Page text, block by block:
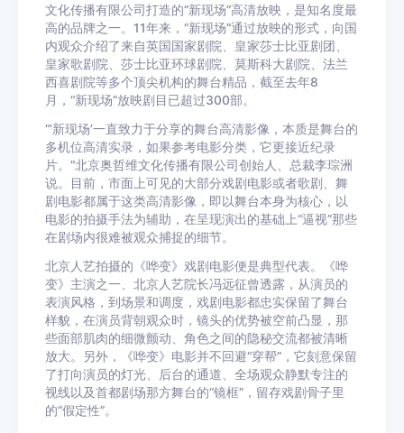
文化传播有限公司打造的“新现场”高清放映，是知名度最
高的品牌之一。11年来，“新现场”通过放映的形式，向国
内观众介绍了来自英国国家剧院、皇家莎士比亚剧团、
皇家歌剧院、莎士比亚环球剧院、莫斯科大剧院、法兰
西喜剧院等多个顶尖机构的舞台精品，截至去年8
月，“新现场”放映剧目已超过300部。
“‘新现场’一直致力于分享的舞台高清影像，本质是舞台的
多机位高清实录，如果参考电影分类，它更接近纪录
片。”北京奥哲维文化传播有限公司创始人、总裁李琮洲
说。目前，市面上可见的大部分戏剧电影或者歌剧、舞
剧电影都属于这类高清影像，即以舞台本身为核心，以
电影的拍摄手法为辅助，在呈现演出的基础上“逼视”那些
在剧场内很难被观众捕捉的细节。
北京人艺拍摄的《哗变》戏剧电影便是典型代表。《哗
变》主演之一、北京人艺院长冯远征曾透露，从演员的
表演风格，到场景和调度，戏剧电影都忠实保留了舞台
样貌，在演员背朝观众时，镜头的优势被空前凸显，那
些面部肌肉的细微颤动、角色之间的隐秘交流都被清晰
放大。另外，《哗变》电影并不回避“穿帮”，它刻意保留
了打向演员的灯光、后台的通道、全场观众静默专注的
视线以及首都剧场那方舞台的“镜框”，留存戏剧骨子里
的“假定性”。